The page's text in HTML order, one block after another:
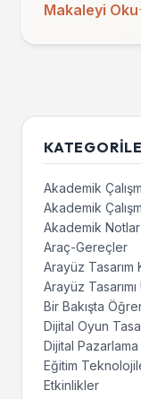
Makaleyi Oku
Akademik
Akademik
Akademik Notlar
Araç-Gereçler
Arayüz Tasarım
Arayüz
Bir Bakışta
Dijital Oyun
Dijital Pazarlama
Eğitim
Etkinlikler